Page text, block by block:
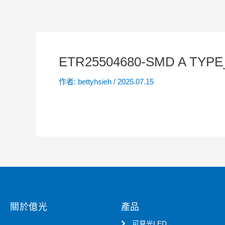
ETR25504680-SMD A
作者: bettyhsieh / 2025.07.15
關於億光 產品